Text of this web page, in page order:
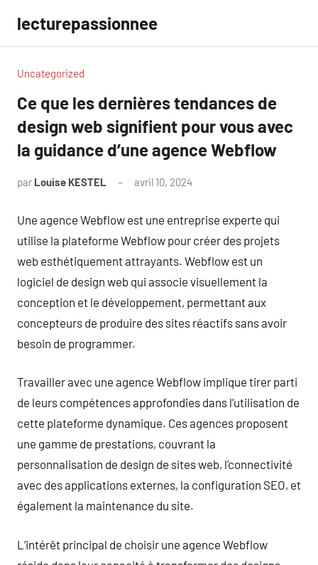
contenu
lecturepassionnee
Uncategorized
Ce que les dernières tendances de
design web signifient pour vous avec
la guidance d’une agence Webflow
par Louise KESTEL avril 10, 2024
Une agence Webflow est une entreprise experte qui
utilise la plateforme Webflow pour créer des projets
web esthétiquement attrayants. Webflow est un
logiciel de design web qui associe visuellement la
conception et le développement, permettant aux
concepteurs de produire des sites réactifs sans avoir
besoin de programmer.
Travailler avec une agence Webflow implique tirer parti
de leurs compétences approfondies dans l’utilisation de
cette plateforme dynamique. Ces agences proposent
une gamme de prestations, couvrant la
personnalisation de design de sites web, l’connectivité
avec des applications externes, la configuration SEO, et
également la maintenance du site.
L’intérêt principal de choisir une agence Webflow